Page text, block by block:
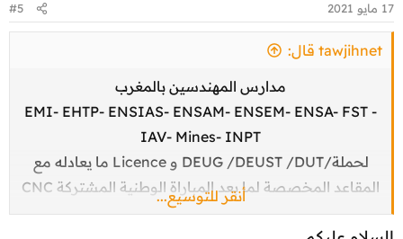
17 مايو 2021 #5
tawjihnet قال:
مدارس المهندسين بالمغرب
EMI- EHTP- ENSIAS- ENSAM- ENSEM- ENSA- FST -
IAV- Mines- INPT
لحملة/DEUG /DEUST /DUT و Licence ما يعادله مع
المقاعد المخصصة لما بعد المباراة الوطنية المشتركة CNC
2020
أنقر للتوسيع...